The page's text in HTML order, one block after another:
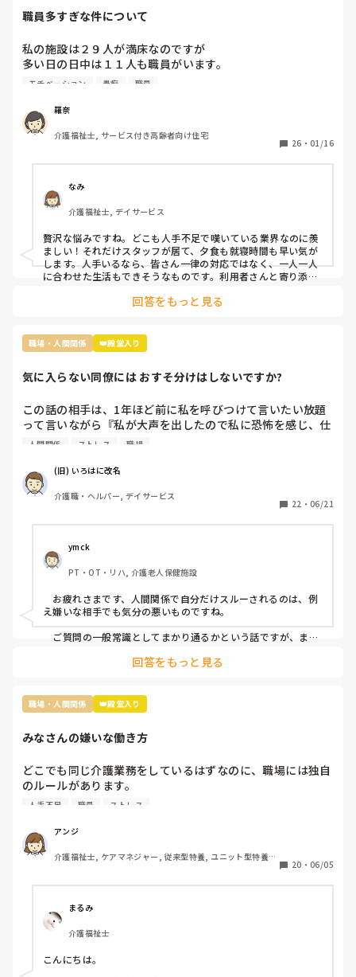
職員多すぎな件について
私の施設は２９人が満床なのですが
多い日の日中は１１人も職員がいます。
なので暇すぎて仕事内容がないです。
掃除担当がされるのですが、介護側の職員のすることもない
ため廊下の掃除や壁拭き、手すり消毒などの掃除をしていま
す。
と思う仕事内容ってありますか？
不満なのは16時までの勤務の職員が多いので、16時〜18時
は2人です。17時夕食が提供されるのですが
早く食べてもらって18時までには全員寝てもらうんです。
モチベーション 愚痴 職員
羅奈
介護福祉士, サービス付き高齢者向け住宅
26 ・ 01/16
なみ
介護福祉士, デイサービス
贅沢な悩みですね。どこも人手不足で嘆いている業界なのに羨
ましい！それだけスタッフが居て、夕食も就寝時間も早い気が
します。人手いるなら、皆さん一律の対応ではなく、一人一人
に合わせた生活もできそうなものです。利用者さんと寄り添っ
トを開催したり、工作レクをしてみたり…やることを探せばい
できるか、今一度模索してみてはいかがでしょうか。
回答をもっと見る
職場・人間関係 👑殿堂入り
気に入らない同僚には おすそ分けはしないですか?
この話の相手は、1年ほど前に私を呼びつけて言いたい放題
って言いながら『私が大声を出したので私に恐怖を感じ、仕
事が一緒にできない』と因縁をつけてきた 看護師Nなんです
当時、現場にいた関係者に事情聴取をした結果、 レクリエ
ーションも止まらなかったし、誰も仲裁には来なかったので
結論がでたのに、この看護師『 周りがなんと言っても、私
は、あの時、大声を出されて恐怖を感じた』とずっと言い続
けていて、この話を境に、敵意というより憎悪をむき出しに
するようになってきました。
そんなある日のことです。看護師Nがどこかに旅行に行って
きたのでお土産をみんなの連絡用のレターケースの中に入れ
あったんですが、私のところにだけ入っていなかったです
貰わなくてよかったな。と思うのですが…
買ってきた場合、この看護師Nにはあげようとは思いません
産を配らなくてもいいのでしょうか』という内容(プラス、
いままでの私に対しての悪行についても一緒に…)について
の手紙を作っているところなんですが…
たた、あくまで手紙(質問書)のなかのことで、私としては、
たとえ気に入らない職員がいたとしてもみんなの目に見える
行為なので、他の職員もいい思いをしないと思うので、特定
としてまかり通るのでしょうか?
人間関係 ストレス 職場
(旧) いろはに改名
介護職・ヘルパー, デイサービス
22 ・ 06/21
ymck
PT・OT・リハ, 介護老人保健施設
お疲れさまです、人間関係で自分だけスルーされるのは、例
え嫌いな相手でも気分の悪いものですね。
ご質問の一般常識としてまかり通るかという話ですが、まか
り、お土産誰に配るかは本人の自由ではありますが、特定の一
し、故意にのけ者にしていた証拠もないのが難しいですね。
になるということです。おっしゃる通り、ご自身はお相手をの
思います。
回答をもっと見る
職場・人間関係 👑殿堂入り
みなさんの嫌いな働き方
どこでも同じ介護業務をしているはずなのに、職場には独自
のルールがあります。
その中でもみなさんが、これだけは嫌だと思う働き方はなん
私は
連帯責任が強すぎる職場
働かない人のカバーが当たり前の職場
休みの日まで出勤がある職場
家でやってきてと平気で仕事を渡される職場
人手不足 職員 ストレス
アンジ
介護福祉士, ケアマネジャー, 従来型特養, ユニット型特養,
20 ・ 06/05
まるみ
介護福祉士
こんにちは。